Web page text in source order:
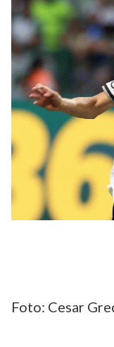
Foto: Cesar